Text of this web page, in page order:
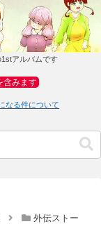
アルバムです
含みます
なる件について
外伝ストー